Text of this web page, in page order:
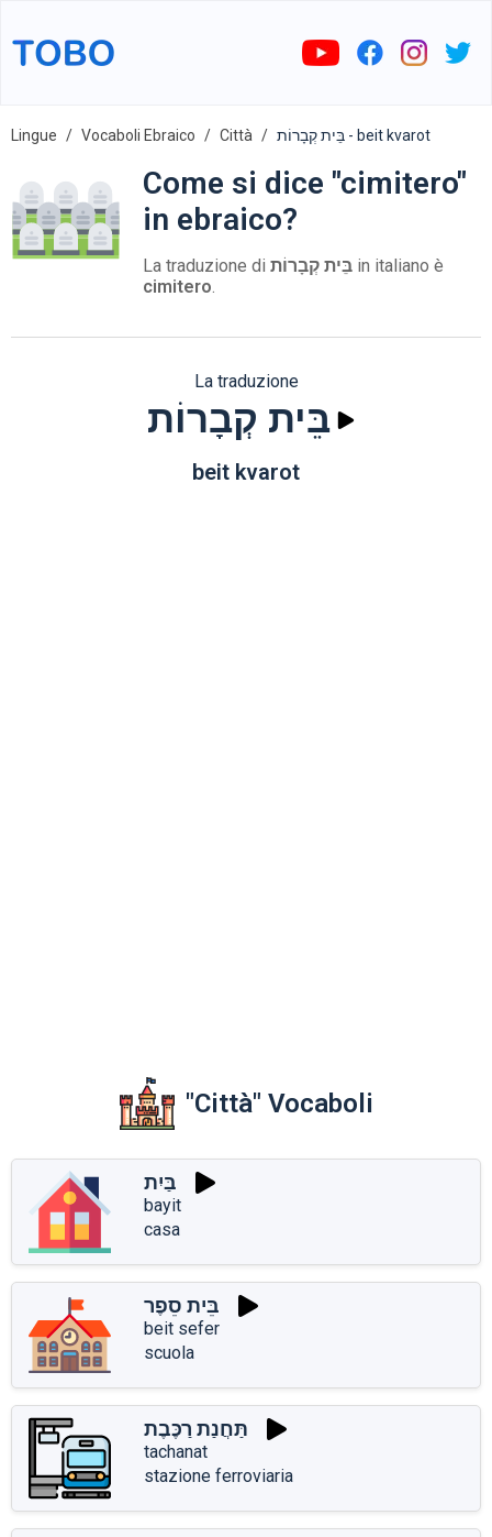
Lingue Vocaboli Ebraico Città בֵּית קְבָרוֹת - beit kvarot
Come si dice "cimitero"
in ebraico?
La traduzione di בֵּית קְבָרוֹת in italiano è
cimitero.
La traduzione
בֵּית קְבָרוֹת
beit kvarot
"Città" Vocaboli
בַּיִת
bayit
casa
בֵּית סֵפֶר
beit sefer
scuola
תַּחֲנַת רַכֶּבֶת
tachanat
stazione ferroviaria